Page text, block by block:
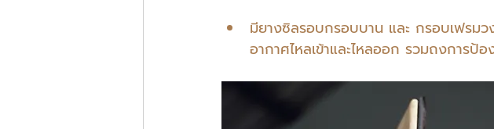
มียางซิลรอบกรอบบาน และ กรอบเฟรม
อากาศไหลเข้าและไหลออก รวมถงการป้